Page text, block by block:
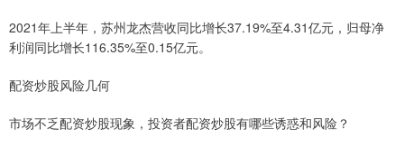
2021年上半年，苏州龙杰营收同比增长37.19%至4.31亿元，归母净
利润同比增长116.35%至0.15亿元。
配资炒股风险几何
市场不乏配资炒股现象，投资者配资炒股有哪些诱惑和风险？